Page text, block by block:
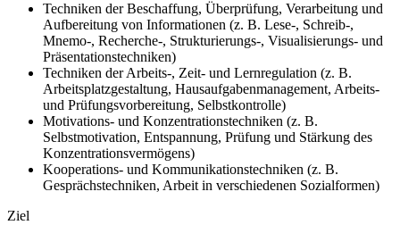
Techniken der Beschaffung, Überprüfung, Verarbeitung und
Aufbereitung von Informationen (z. B. Lese-, Schreib-,
Mnemo-, Recherche-, Strukturierungs-, Visualisierungs- und
Präsentationstechniken)
Techniken der Arbeits-, Zeit- und Lernregulation (z. B.
Arbeitsplatzgestaltung, Hausaufgabenmanagement, Arbeits-
und Prüfungsvorbereitung, Selbstkontrolle)
Motivations- und Konzentrationstechniken (z. B.
Selbstmotivation, Entspannung, Prüfung und Stärkung des
Konzentrationsvermögens)
Kooperations- und Kommunikationstechniken (z. B.
Gesprächstechniken, Arbeit in verschiedenen Sozialformen)
Ziel